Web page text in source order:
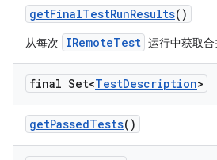
getFinalTestRunResults()
从每次 IRemoteTest 运行中获取合
final Set<TestDescription>
getPassedTests()